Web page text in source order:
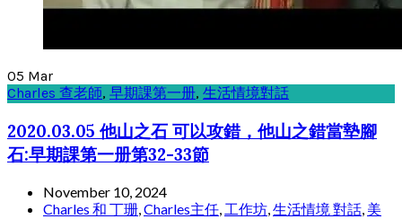
05 Mar
Charles 查老師, 早期課第一册, 生活情境對話
2020.03.05 他山之石 可以攻錯，他山之錯當墊腳
石:早期課第一册第32-33節
November 10, 2024
Charles 和 丁珊,Charles主任, 工作坊,生活情境 對話, 美